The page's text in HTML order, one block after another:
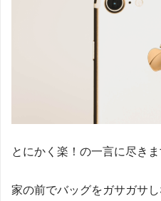
とにかく楽！の一言に尽きま
家の前でバッグをガサガサ